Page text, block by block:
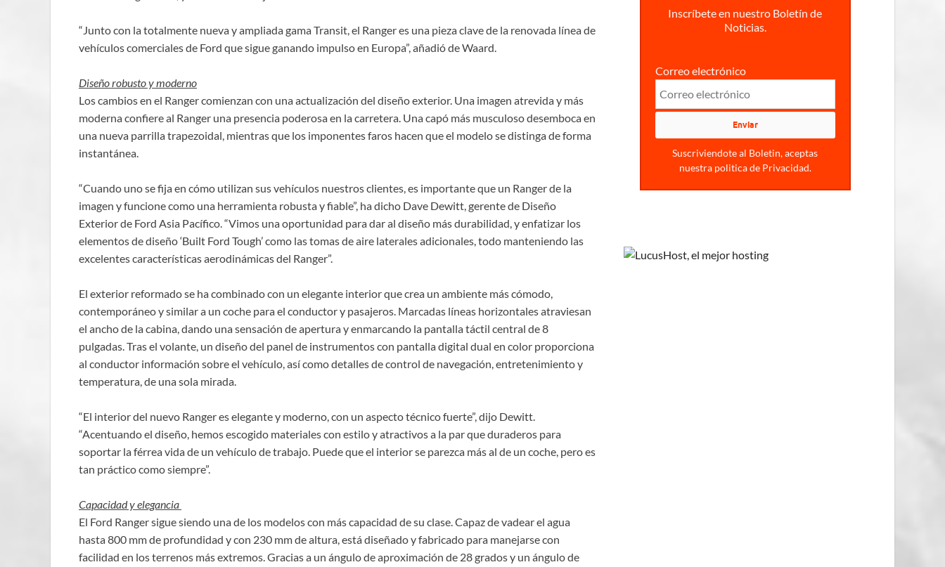
“Junto con la totalmente nueva y ampliada gama Transit, el Ranger es una pieza clave de la renovada línea de
vehículos comerciales de Ford que sigue ganando impulso en Europa”, añadió de Waard.
Diseño robusto y moderno
Los cambios en el Ranger comienzan con una actualización del diseño exterior. Una imagen atrevida y más
moderna confiere al Ranger una presencia poderosa en la carretera. Una capó más musculoso desemboca en
una nueva parrilla trapezoidal, mientras que los imponentes faros hacen que el modelo se distinga de forma
instantánea.
“Cuando uno se fija en cómo utilizan sus vehículos nuestros clientes, es importante que un Ranger de la
imagen y funcione como una herramienta robusta y fiable”, ha dicho Dave Dewitt, gerente de Diseño
Exterior de Ford Asia Pacífico. “Vimos una oportunidad para dar al diseño más durabilidad, y enfatizar los
elementos de diseño ‘Built Ford Tough’ como las tomas de aire laterales adicionales, todo manteniendo las
excelentes características aerodinámicas del Ranger”.
El exterior reformado se ha combinado con un elegante interior que crea un ambiente más cómodo,
contemporáneo y similar a un coche para el conductor y pasajeros. Marcadas líneas horizontales atraviesan
el ancho de la cabina, dando una sensación de apertura y enmarcando la pantalla táctil central de 8
pulgadas. Tras el volante, un diseño del panel de instrumentos con pantalla digital dual en color proporciona
al conductor información sobre el vehículo, así como detalles de control de navegación, entretenimiento y
temperatura, de una sola mirada.
“El interior del nuevo Ranger es elegante y moderno, con un aspecto técnico fuerte”, dijo Dewitt.
“Acentuando el diseño, hemos escogido materiales con estilo y atractivos a la par que duraderos para
soportar la férrea vida de un vehículo de trabajo. Puede que el interior se parezca más al de un coche, pero es
tan práctico como siempre”.
Capacidad y elegancia
El Ford Ranger sigue siendo una de los modelos con más capacidad de su clase. Capaz de vadear el agua
hasta 800 mm de profundidad y con 230 mm de altura, está diseñado y fabricado para manejarse con
facilidad en los terrenos más extremos. Gracias a un ángulo de aproximación de 28 grados y un ángulo de
Inscríbete en nuestro Boletín de
Noticias.
Correo electrónico
Suscriviendote al Boletin, aceptas
nuestra politica de Privacidad.